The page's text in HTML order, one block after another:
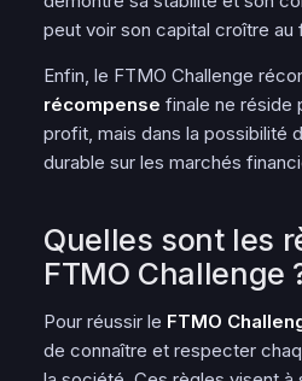
peut voir son capital croître au
Enfin, le FTMO Challenge
récompense finale ne réside
profit, mais dans la possibilité
durable sur les marchés
Quelles sont les
FTMO Challenge
Pour réussir le FTMO
de connaître et respecter